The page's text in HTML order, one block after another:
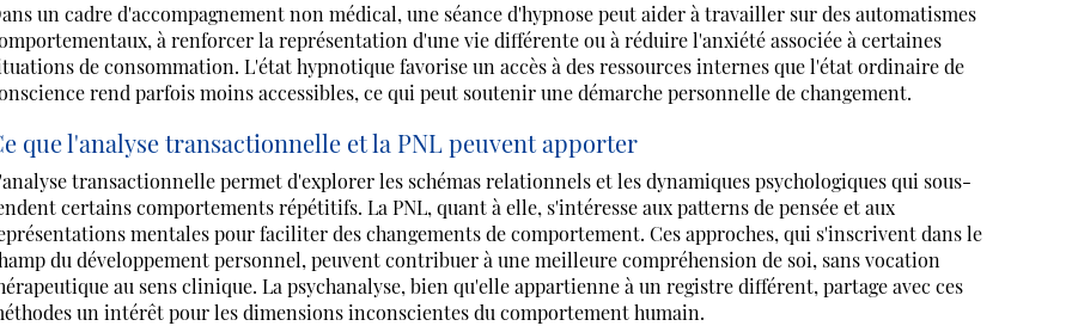
un cadre d'accompagnement non médical, une séance d'hypnose peut aider à travailler sur des automatismes
à renforcer la représentation d'une vie différente ou à réduire l'anxiété associée à certaines
de consommation. L'état hypnotique favorise un accès à des ressources internes que l'état ordinaire de
rend parfois moins accessibles, ce qui peut soutenir une démarche personnelle de changement.
que l'analyse transactionnelle et la PNL peuvent apporter
transactionnelle permet d'explorer les schémas relationnels et les dynamiques psychologiques qui sous-
certains comportements répétitifs. La PNL, quant à elle, s'intéresse aux patterns de pensée et aux
mentales pour faciliter des changements de comportement. Ces approches, qui s'inscrivent dans le
du développement personnel, peuvent contribuer à une meilleure compréhension de soi, sans vocation
au sens clinique. La psychanalyse, bien qu'elle appartienne à un registre différent, partage avec ces
un intérêt pour les dimensions inconscientes du comportement humain.